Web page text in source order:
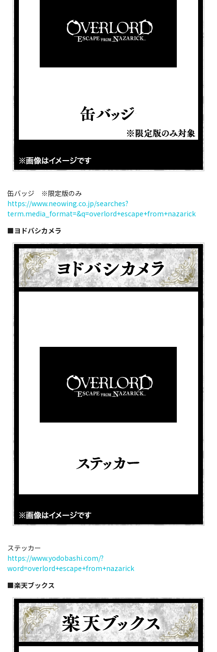
缶バッジ ※限定版のみ
https://www.neowing.co.jp/searches?
term.media_format=&q=overlord+escape+from+nazarick
■ヨドバシカメラ
ステッカー
https://www.yodobashi.com/?
word=overlord+escape+from+nazarick
■楽天ブックス